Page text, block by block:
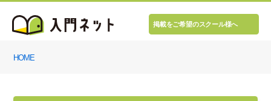
掲載をご希望のスクール様へ
HOME